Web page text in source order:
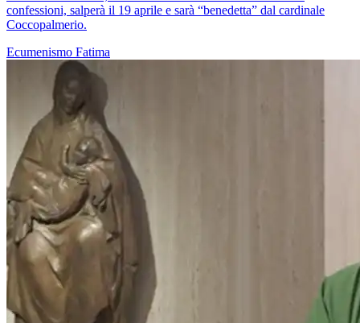
confessioni, salperà il 19 aprile e sarà “benedetta” dal cardinale
Coccopalmerio.
Ecumenismo Fatima